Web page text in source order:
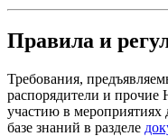
Правила и
Требования,
распорядители и
участию в мероприятиях
базе знаний в разделе